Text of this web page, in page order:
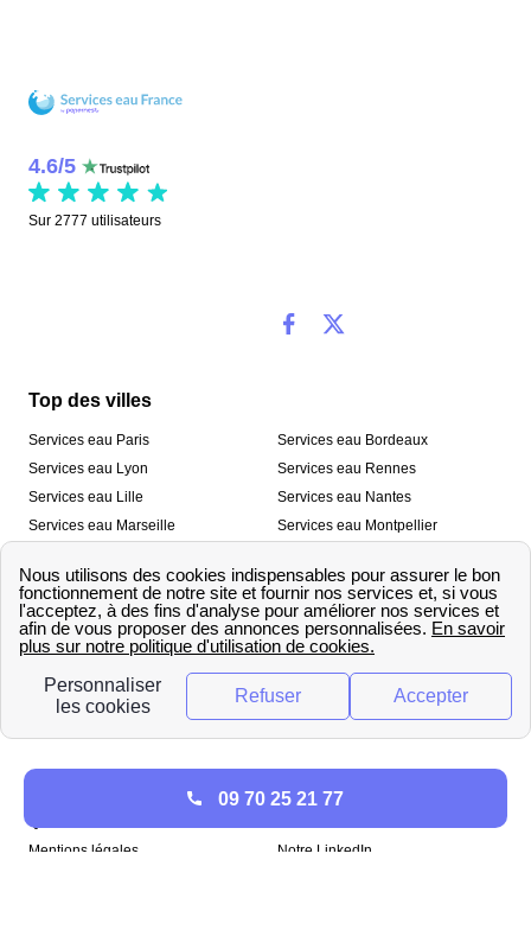
4.6/5
Sur 2777 utilisateurs
Top des villes
Services eau Paris
Services eau Lyon
Services eau Lille
Services eau Marseille
Services eau Toulon
Services eau Bordeaux
Services eau Rennes
Services eau Nantes
Services eau Montpellier
Services eau Strasbourg
Nos outils
🛁 Simulateur consommation eau
💧 Comparer les fournisseurs
d’eau
Qui sommes-nous ?
Mentions légales
Notre LinkedIn
09 70 25 21 77